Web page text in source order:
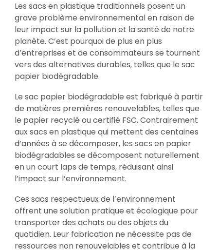
Les sacs en plastique traditionnels posent un
grave problème environnemental en raison de
leur impact sur la pollution et la santé de notre
planète. C’est pourquoi de plus en plus
d’entreprises et de consommateurs se tournent
vers des alternatives durables, telles que le sac
papier biodégradable.
Le sac papier biodégradable est fabriqué à partir
de matières premières renouvelables, telles que
le papier recyclé ou certifié FSC. Contrairement
aux sacs en plastique qui mettent des centaines
d’années à se décomposer, les sacs en papier
biodégradables se décomposent naturellement
en un court laps de temps, réduisant ainsi
l’impact sur l’environnement.
Ces sacs respectueux de l’environnement
offrent une solution pratique et écologique pour
transporter des achats ou des objets du
quotidien. Leur fabrication ne nécessite pas de
ressources non renouvelables et contribue à la